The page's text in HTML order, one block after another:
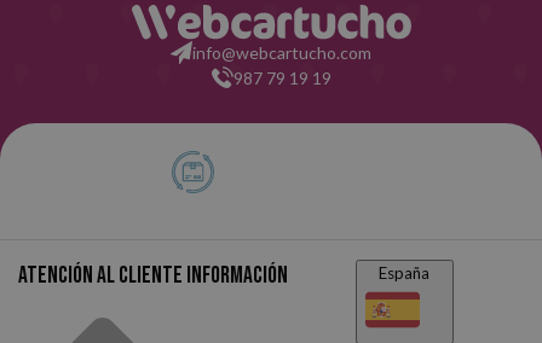
info@webcartucho.com
987 79 19 19
Atención al cliente Información España